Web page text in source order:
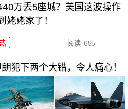
万丢5座城？美国这波操作
姥姥家了！
阅读 655
犯下两个大错，令人痛心！